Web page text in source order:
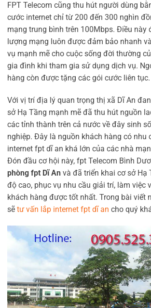
FPT Telecom cũng thu hút người dùng
cước internet chỉ từ 200 đến 300 nghìn
mạng trung bình trên 100Mbps. Điều này
lượng mạng luôn được đảm bảo nhanh
vụ mạnh mẽ cho cuộc sống đời thường
gia đình khi tham gia sử dụng dịch vụ.
hàng còn được tặng các gói cước liên tục.
Với vị trí địa lý quan trọng thị xã Dĩ An
sở Hạ Tầng mạnh mẽ đã thu hút nguồn
các tỉnh thành trên cả nước về đây sinh
nghiệp. Đây là nguồn khách hàng có nhu
internet fpt dĩ an khá lớn của các nhà
Đón đầu cơ hội này, fpt Telecom Bình
phòng fpt Dĩ An và đã triển khai cơ sở Hạ
độ cao, phục vụ nhu cầu giải trí, làm việc
khách hàng được tốt nhất. Trong bài viết
sẽ tư vấn lắp internet fpt dĩ an cho quý